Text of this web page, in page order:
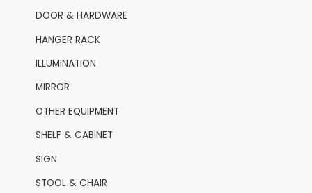
DOOR & HARDWARE
HANGER RACK
ILLUMINATION
MIRROR
OTHER EQUIPMENT
SHELF & CABINET
SIGN
STOOL & CHAIR